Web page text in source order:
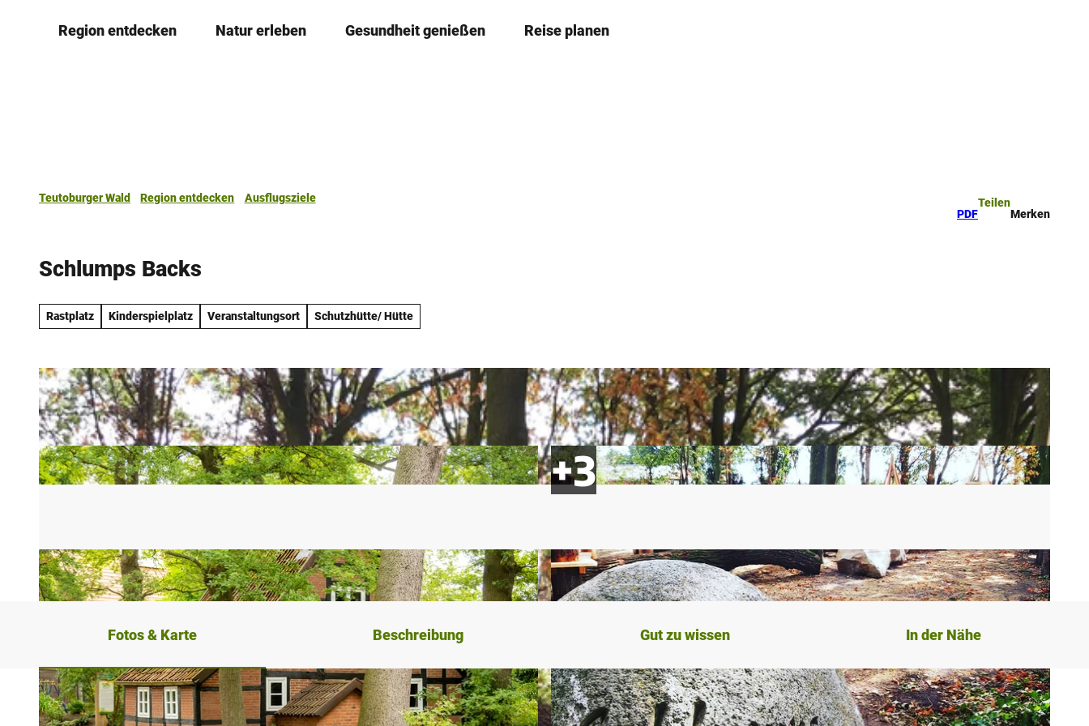
Region entdecken Natur erleben Gesundheit genießen Reise planen
Teutoburger Wald Region entdecken
Ausflugsziele
PDF
Teilen
Merken
Schlumps Backs
Rastplatz Kinderspielplatz Veranstaltungsort Schutzhütte/ Hütte
Fotos & Karte Beschreibung Gut zu wissen In der Nähe